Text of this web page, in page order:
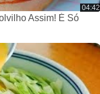
04:42
Assim! É Só